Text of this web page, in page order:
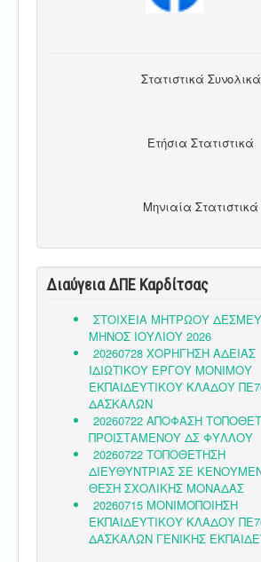
Στατιστικά Συνολικά
Ετήσια Στατιστικά
Μηνιαία Στατιστικά
Διαύγεια ΔΠΕ Καρδίτσας